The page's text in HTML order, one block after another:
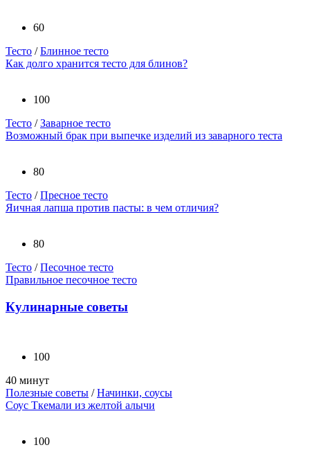
60
Тесто /Блинное тесто
Как долго хранится тесто для блинов?
100
Тесто /Заварное тесто
Возможный брак при выпечке изделий из заварного теста
80
Тесто /Пресное тесто
Яичная лапша против пасты: в чем отличия?
80
Тесто /Песочное тесто
Правильное песочное тесто
Кулинарные советы
100
40 минут
Полезные советы /Начинки, соусы
Соус Ткемали из желтой алычи
100